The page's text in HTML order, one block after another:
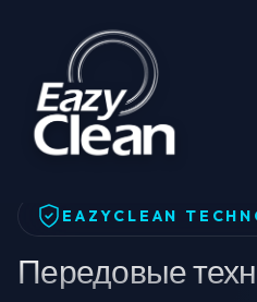
Главная Передовые
EAZYCLEAN
Передовые